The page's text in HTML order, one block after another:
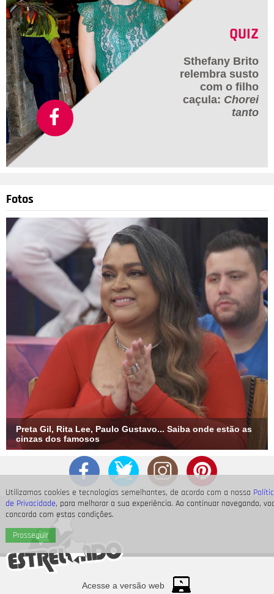
Utilizamos cookies e tecnologias semelhantes, de acordo com a nossa
de Privacidade, para melhorar a sua experiência. Ao continuar navegando,
concorda com estas condições.
Prosseguir
QUIZ
Sthefany Brito
relembra susto
com o filho
caçula: Chorei
tanto
Fotos
Preta Gil, Rita Lee, Paulo Gustavo... Saiba onde estão as
cinzas dos famosos
Acesse a versão web